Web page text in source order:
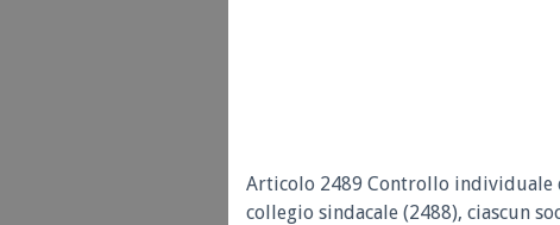
Articolo 2489 Controllo individuale
collegio sindacale (2488), ciascun